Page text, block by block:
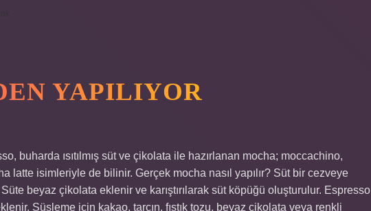
YAPILIYOR
buharda ısıtılmış süt ve çikolata ile hazırlanan mocha; moccachino,
latte isimleriyle de bilinir. Gerçek mocha nasıl yapılır? Süt bir cezveye
Süte beyaz çikolata eklenir ve karıştırılarak süt köpüğü oluşturulur. Espresso
Süsleme için kakao, tarçın, fıstık tozu, beyaz çikolata veya renkli